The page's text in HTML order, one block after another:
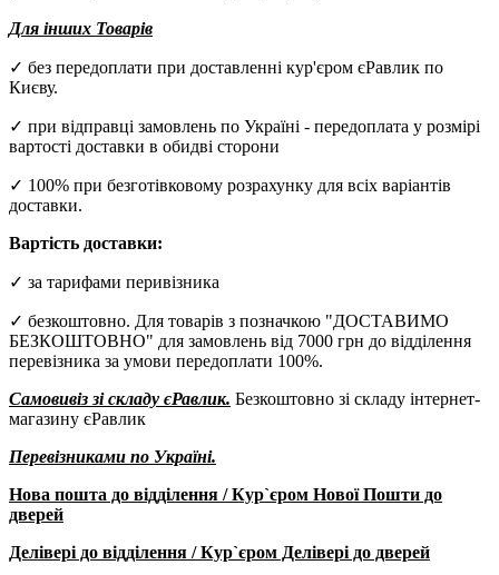
Для інших Товарів
✓ без передоплати при доставленні кур'єром єРавлик по
Києву.
✓ при відправці замовлень по Україні - передоплата у розмірі
вартості доставки в обидві сторони
✓ 100% при безготівковому розрахунку для всіх варіантів
доставки.
Вартість доставки:
✓ за тарифами перивізника
✓ безкоштовно. Для товарів з позначкою "ДОСТАВИМО
БЕЗКОШТОВНО" для замовлень від 7000 грн до відділення
перевізника за умови передоплати 100%.
Самовивіз зі складу єРавлик. Безкоштовно зі складу інтернет-
магазину єРавлик
Перевізниками по Україні.
Нова пошта до відділення / Кур`єром Нової Пошти до
дверей
Делівері до відділення / Кур`єром Делівері до дверей